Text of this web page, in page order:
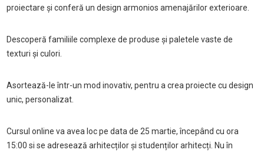
proiectare și conferă un design armonios amenajărilor exterioare.
Descoperă familiile complexe de produse și paletele vaste de
texturi și culori.
Asortează-le într-un mod inovativ, pentru a crea proiecte cu design
unic, personalizat.
Cursul online va avea loc pe data de 25 martie, începând cu ora
15:00 si se adresează arhitecților și studenților arhitecți. Nu în